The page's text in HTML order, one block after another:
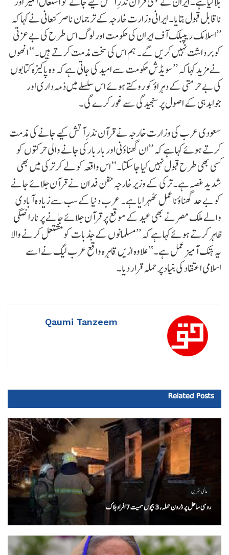
ناقابل قبول بتایا۔ ایرانی وزارت خارجہ کے ترجمان ناصر کنعانی نے کہا کہ
’’اسلامک ریپبلک آف ایران کی حکومت اور لوگ اس طرح کی بے عزتی
کو برداشت نہیں کریں گے۔ ہم اس کی سخت مذمت کرتے ہیں۔‘‘ انھوں
نے مزید کہا کہ ’’سویڈش حکومت سے امید کی جاتی ہے کہ وہ پاکیزہ کتابوں
کی بے حرمتی کے دہراؤ کو روکتے ہوئے اس سلسلے میں ذمہ داری اور
جوابدہی کے اصول پر سنجیدگی سے غور کرے گی۔
سعودی عرب کی وزارت خارجہ نے قرآن نذرِ آتش کیے جانے کی مذمت
کرتے ہوئے کہا ہے کہ ’’ان گھناؤنی اور بار بار کی جانے والی حرکتوں کو
کسی بھی طرح قبول نہیں کیا جا سکتا۔‘‘ اس واقعہ کو لے کر ترکی میں بھی
شدید غصہ ہے۔ ترکی کے وزیر خارجہ حقن فدان نے قرآن جلائے جانے
کو بے حد گھناؤنا عمل ٹھہرایا ہے۔ عرب دنیا کے سب سے زیادہ آبادی
والے ملک مصر نے بھی عید کے موقع پر قرآن جلائے جانے پر ناراضگی
ظاہر کرتے ہوئے کہا ہے کہ ’’مسلمانوں کے جذبات کو مشتعل کرنے والا
یہ ہتک آمیز عمل ہے۔‘‘ علاوہ ازیں قاہرہ واقع عرب لیگ نے اسے
اسلامی اعتقاد کی بنیاد پر حملہ قرار دیا۔
Qaumi Tanzeem
Related Posts
عالمی خبریں
روسی ساحل پر ڈرون حملہ، 3 بچوں سمیت 7 افراد ہلاک